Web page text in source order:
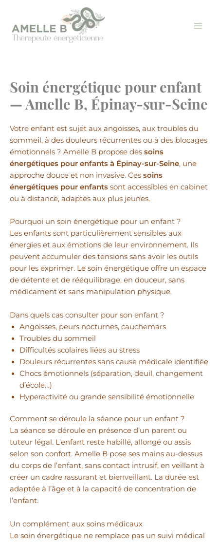
contenu
Soin énergétique pour enfant
— Amelle B, Épinay-sur-Seine
Votre enfant est sujet aux angoisses, aux troubles du
sommeil, à des douleurs récurrentes ou à des blocages
émotionnels ? Amelle B propose des soins
énergétiques pour enfants à Épinay-sur-Seine, une
approche douce et non invasive. Ces soins
énergétiques pour enfants sont accessibles en cabinet
ou à distance, adaptés aux plus jeunes.
Pourquoi un soin énergétique pour un enfant ?
Les enfants sont particulièrement sensibles aux
énergies et aux émotions de leur environnement. Ils
peuvent accumuler des tensions sans avoir les outils
pour les exprimer. Le soin énergétique offre un espace
de détente et de rééquilibrage, en douceur, sans
médicament et sans manipulation physique.
Dans quels cas consulter pour son enfant ?
Angoisses, peurs nocturnes, cauchemars
Troubles du sommeil
Difficultés scolaires liées au stress
Douleurs récurrentes sans cause médicale identifiée
Chocs émotionnels (séparation, deuil, changement
d’école…)
Hyperactivité ou grande sensibilité émotionnelle
Comment se déroule la séance pour un enfant ?
La séance se déroule en présence d’un parent ou
tuteur légal. L’enfant reste habillé, allongé ou assis
selon son confort. Amelle B pose ses mains au-dessus
du corps de l’enfant, sans contact intrusif, en veillant à
créer un cadre rassurant et bienveillant. La durée est
adaptée à l’âge et à la capacité de concentration de
l’enfant.
Un complément aux soins médicaux
Le soin énergétique ne remplace pas un suivi médical